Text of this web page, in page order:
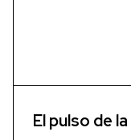
El pulso de